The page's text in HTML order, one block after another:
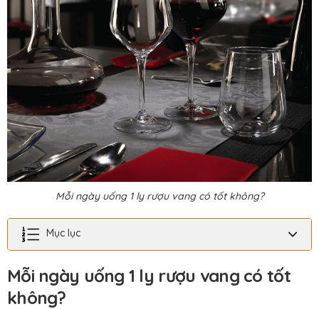
Mỗi ngày uống 1 ly rượu vang có tốt không?
Mục lục
Mỗi ngày uống 1 ly rượu vang có tốt
không?